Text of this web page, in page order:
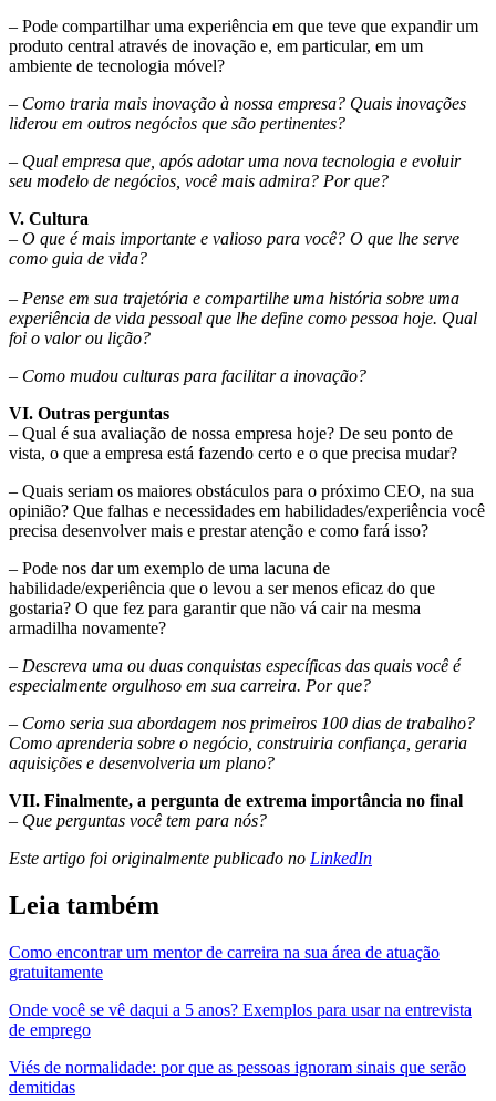
– Pode compartilhar uma experiência em que teve que expandir um
produto central através de inovação e, em particular, em um
ambiente de tecnologia móvel?
– Como traria mais inovação à nossa empresa? Quais inovações
liderou em outros negócios que são pertinentes?
– Qual empresa que, após adotar uma nova tecnologia e evoluir
seu modelo de negócios, você mais admira? Por que?
V. Cultura
– O que é mais importante e valioso para você? O que lhe serve
como guia de vida?
– Pense em sua trajetória e compartilhe uma história sobre uma
experiência de vida pessoal que lhe define como pessoa hoje. Qual
foi o valor ou lição?
– Como mudou culturas para facilitar a inovação?
VI. Outras perguntas
– Qual é sua avaliação de nossa empresa hoje? De seu ponto de
vista, o que a empresa está fazendo certo e o que precisa mudar?
– Quais seriam os maiores obstáculos para o próximo CEO, na sua
opinião? Que falhas e necessidades em habilidades/experiência você
precisa desenvolver mais e prestar atenção e como fará isso?
– Pode nos dar um exemplo de uma lacuna de
habilidade/experiência que o levou a ser menos eficaz do que
gostaria? O que fez para garantir que não vá cair na mesma
armadilha novamente?
– Descreva uma ou duas conquistas específicas das quais você é
especialmente orgulhoso em sua carreira. Por que?
– Como seria sua abordagem nos primeiros 100 dias de trabalho?
Como aprenderia sobre o negócio, construiria confiança, geraria
aquisições e desenvolveria um plano?
VII. Finalmente, a pergunta de extrema importância no final
– Que perguntas você tem para nós?
Este artigo foi originalmente publicado no LinkedIn
Leia também
Como encontrar um mentor de carreira na sua área de atuação
gratuitamente
Onde você se vê daqui a 5 anos? Exemplos para usar na entrevista
de emprego
Viés de normalidade: por que as pessoas ignoram sinais que serão
demitidas